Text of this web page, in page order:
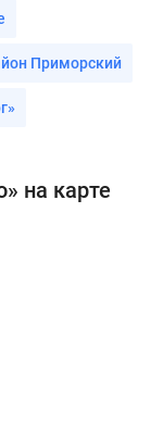
Приморский
на карте